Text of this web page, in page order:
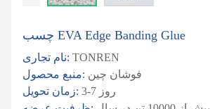
چسب EVA Edge Banding Glue
نام تجاری: TONREN
منبع محصول: فوشان چین
زمان تحویل:
3-7 روز